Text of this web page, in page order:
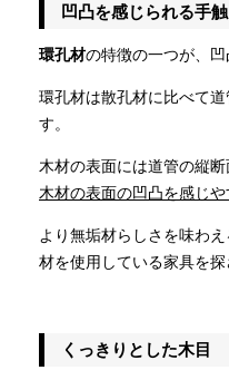
凹凸を感じられる手触
環孔材の特徴の一つが、凹
環孔材は散孔材に比べて
す。
木材の表面には道管の縦断
木材の表面の凹凸を感じや
より無垢材らしさを味わ
材を使用している家具を探
くっきりとした木目